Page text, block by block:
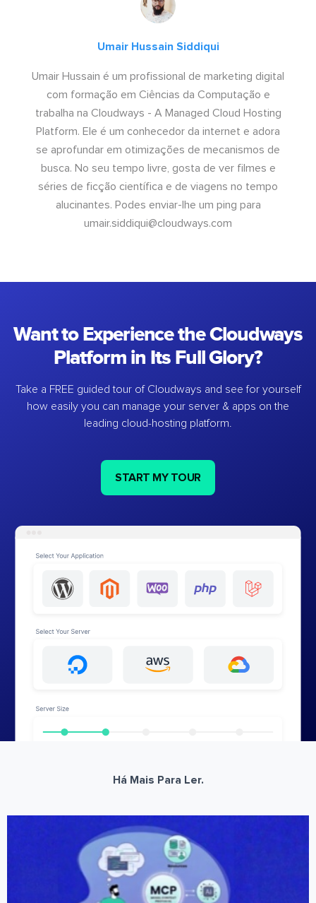
Umair Hussain Siddiqui
Umair Hussain é um profissional de marketing digital
com formação em Ciências da Computação e
trabalha na Cloudways - A Managed Cloud Hosting
Platform. Ele é um conhecedor da internet e adora
se aprofundar em otimizações de mecanismos de
busca. No seu tempo livre, gosta de ver filmes e
séries de ficção científica e de viagens no tempo
alucinantes. Podes enviar-lhe um ping para
umair.siddiqui@cloudways.com
Want to Experience the Cloudways
Platform in Its Full Glory?
Take a FREE guided tour of Cloudways and see for yourself
how easily you can manage your server & apps on the
leading cloud-hosting platform.
START MY TOUR
Há Mais Para Ler.